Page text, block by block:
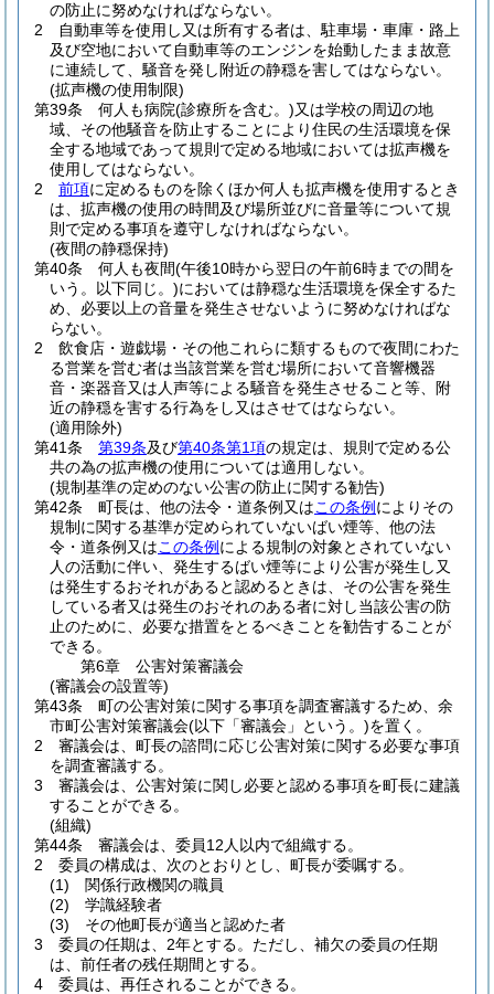
の防止に努めなければならない。
2
自動車等を使用し又は所有する者は、駐車場・車庫・路上
及び空地において自動車等のエンジンを始動したまま故意
に連続して、騒音を発し附近の静穏を害してはならない。
(拡声機の使用制限)
第39条
何人も病院(診療所を含む。)又は学校の周辺の地
域、その他騒音を防止することにより住民の生活環境を保
全する地域であって規則で定める地域においては拡声機を
使用してはならない。
2
前項に定めるものを除くほか何人も拡声機を使用するとき
は、拡声機の使用の時間及び場所並びに音量等について規
則で定める事項を遵守しなければならない。
(夜間の静穏保持)
第40条
何人も夜間(午後10時から翌日の午前6時までの間を
いう。以下同じ。)においては静穏な生活環境を保全するた
め、必要以上の音量を発生させないように努めなければな
らない。
2
飲食店・遊戯場・その他これらに類するもので夜間にわた
る営業を営む者は当該営業を営む場所において音響機器
音・楽器音又は人声等による騒音を発生させること等、附
近の静穏を害する行為をし又はさせてはならない。
(適用除外)
第41条
第39条及び第40条第1項の規定は、規則で定める公
共の為の拡声機の使用については適用しない。
(規制基準の定めのない公害の防止に関する勧告)
第42条
町長は、他の法令・道条例又はこの条例 によりその
規制に関する基準が定められていないばい煙等、他の法
令・道条例又はこの条例 による規制の対象とされていない
人の活動に伴い、発生するばい煙等により公害が発生し又
は発生するおそれがあると認めるときは、その公害を発生
している者又は発生のおそれのある者に対し当該公害の防
止のために、必要な措置をとるべきことを勧告することが
できる。
第6章
公害対策審議会
(審議会の設置等)
第43条
町の公害対策に関する事項を調査審議するため、余
市町公害対策審議会(以下「審議会」という。)を置く。
2
審議会は、町長の諮問に応じ公害対策に関する必要な事項
を調査審議する。
3
審議会は、公害対策に関し必要と認める事項を町長に建議
することができる。
(組織)
第44条
審議会は、委員12人以内で組織する。
2
委員の構成は、次のとおりとし、町長が委嘱する。
(1)
関係行政機関の職員
(2)
学識経験者
(3)
その他町長が適当と認めた者
3
委員の任期は、2年とする。 ただし、補欠の委員の任期
は、前任者の残任期間とする。
4
委員は、再任されることができる。